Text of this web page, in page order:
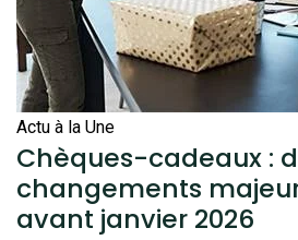
Actu à la Une
Chèques-cadeaux :
changements
avant janvier 2026